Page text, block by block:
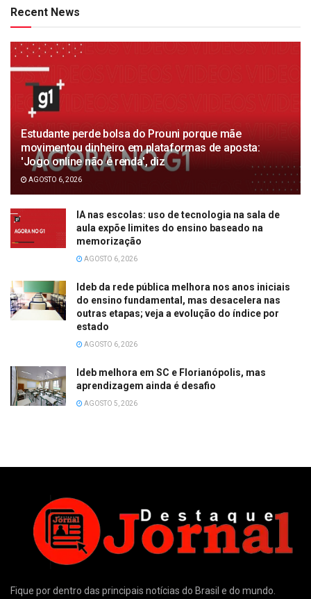
Recent News
Estudante perde bolsa do Prouni porque mãe
movimentou dinheiro em plataformas de aposta:
'Jogo online não é renda', diz
AGOSTO 6, 2026
IA nas escolas: uso de tecnologia na sala de
aula expõe limites do ensino baseado na
memorização
AGOSTO 6, 2026
Ideb da rede pública melhora nos anos iniciais
do ensino fundamental, mas desacelera nas
outras etapas; veja a evolução do índice por
estado
AGOSTO 6, 2026
Ideb melhora em SC e Florianópolis, mas
aprendizagem ainda é desafio
AGOSTO 5, 2026
Fique por dentro das principais notícias do Brasil e do mundo.